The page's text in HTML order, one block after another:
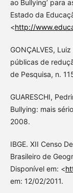
ao Bullying’ para
Estado da
<http://
GONÇALVES,
públicas de
de Pesquisa, n.
GUARESCHI,
Bullying: mais
2008.
IBGE. XII Censo
Brasileiro de
Disponível em: <
em: 12/02/2011.